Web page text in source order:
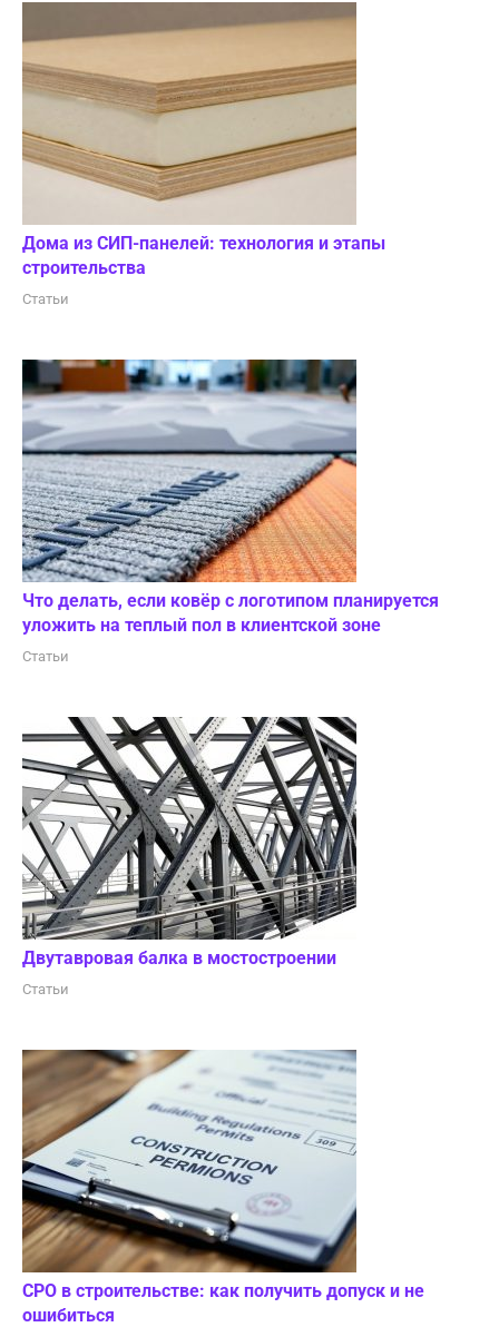
Дома из СИП-панелей: технология и этапы
строительства
Статьи
Что делать, если ковёр с логотипом планируется
уложить на теплый пол в клиентской зоне
Статьи
Двутавровая балка в мостостроении
Статьи
СРО в строительстве: как получить допуск и не
ошибиться